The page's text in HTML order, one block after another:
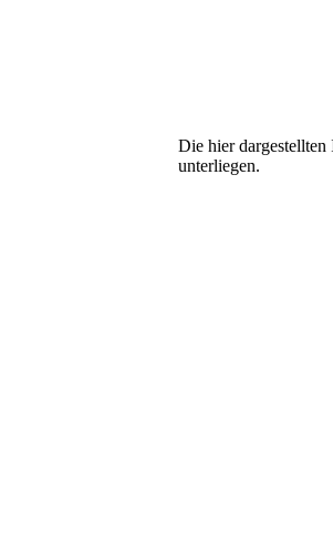
Die hier
unterliegen.